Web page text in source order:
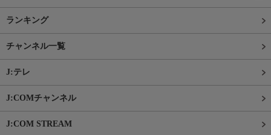
ランキング
チャンネル一覧
J:テレ
J:COMチャンネル
J:COM STREAM